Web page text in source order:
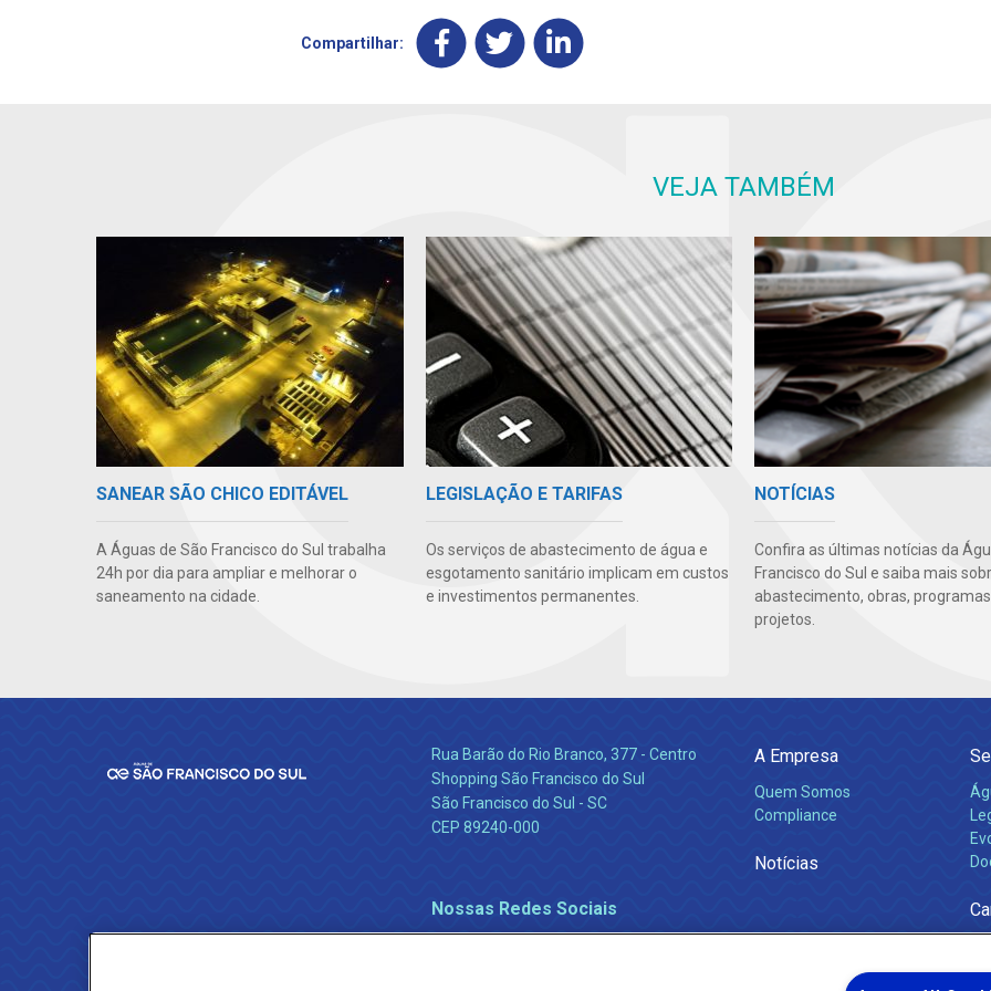
Compartilhar:
VEJA TAMBÉM
SANEAR SÃO CHICO EDITÁVEL
A Águas de São Francisco do Sul trabalha
24h por dia para ampliar e melhorar o
saneamento na cidade.
LEGISLAÇÃO E TARIFAS
Os serviços de abastecimento de água e
esgotamento sanitário implicam em custos
e investimentos permanentes.
NOTÍCIAS
Confira as últimas notícias da
Francisco do Sul e saiba mais
abastecimento, obras,
projetos.
Rua Barão do Rio Branco, 377 - Centro
Shopping São Francisco do Sul
São Francisco do Sul - SC
CEP 89240-000
Nossas Redes Sociais
A Empresa
Quem Somos
Compliance
Notícias